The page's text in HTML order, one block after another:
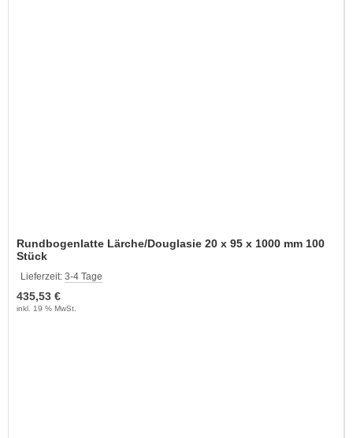
Rundbogenlatte Lärche/Douglasie 20 x 95 x 1000 mm 100
Stück
Lieferzeit: 3-4 Tage
435,53 €
inkl. 19 % MwSt.